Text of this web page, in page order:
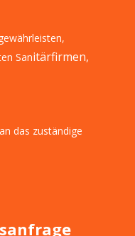
Sanitärfirmen,
das zuständige